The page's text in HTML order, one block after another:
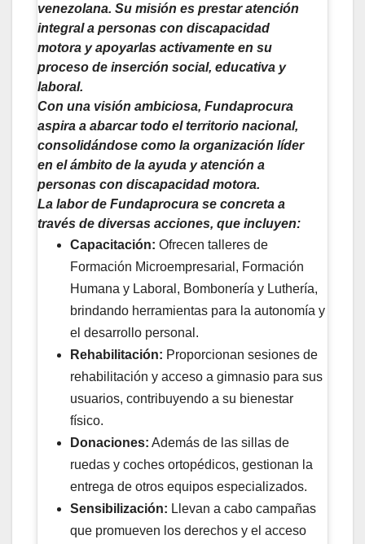
venezolana. Su misión es prestar atención
integral a personas con discapacidad
motora y apoyarlas activamente en su
proceso de inserción social, educativa y
laboral.
Con una visión ambiciosa, Fundaprocura
aspira a abarcar todo el territorio nacional,
consolidándose como la organización líder
en el ámbito de la ayuda y atención a
personas con discapacidad motora.
La labor de Fundaprocura se concreta a
través de diversas acciones, que incluyen:
Capacitación: Ofrecen talleres de
Formación Microempresarial, Formación
Humana y Laboral, Bombonería y Luthería,
brindando herramientas para la autonomía y
el desarrollo personal.
Rehabilitación: Proporcionan sesiones de
rehabilitación y acceso a gimnasio para sus
usuarios, contribuyendo a su bienestar
físico.
Donaciones: Además de las sillas de
ruedas y coches ortopédicos, gestionan la
entrega de otros equipos especializados.
Sensibilización: Llevan a cabo campañas
que promueven los derechos y el acceso